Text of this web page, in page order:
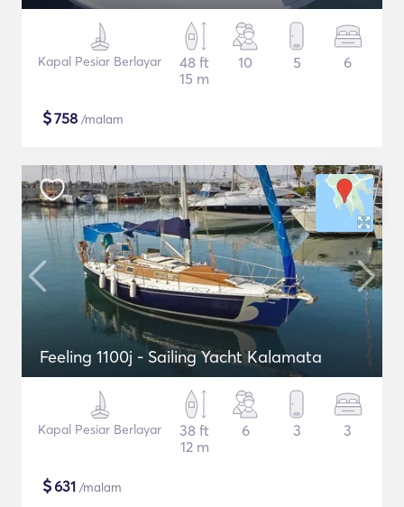
Kapal Pesiar Berlayar
48 ft
15 m
10 5 6
$758 /malam
Feeling 1100j - Sailing Yacht Kalamata
Kapal Pesiar Berlayar
38 ft
12 m
6 3 3
$631 /malam